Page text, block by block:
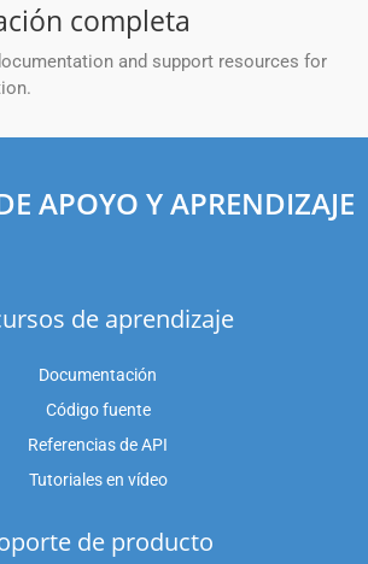
completa
and support resources for
APOYO Y APRENDIZAJE
de aprendizaje
Documentación
Código fuente
Referencias de API
Tutoriales en vídeo
de producto